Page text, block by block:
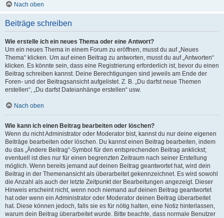
Nach oben
Beiträge schreiben
Wie erstelle ich ein neues Thema oder eine Antwort?
Um ein neues Thema in einem Forum zu eröffnen, musst du auf „Neues
Thema“ klicken. Um auf einen Beitrag zu antworten, musst du auf „Antworten“
klicken. Es könnte sein, dass eine Registrierung erforderlich ist, bevor du einen
Beitrag schreiben kannst. Deine Berechtigungen sind jeweils am Ende der
Foren- und der Beitragsansicht aufgelistet. Z. B. „Du darfst neue Themen
erstellen“, „Du darfst Dateianhänge erstellen“ usw.
Nach oben
Wie kann ich einen Beitrag bearbeiten oder löschen?
Wenn du nicht Administrator oder Moderator bist, kannst du nur deine eigenen
Beiträge bearbeiten oder löschen. Du kannst einen Beitrag bearbeiten, indem
du das „Ändere Beitrag“-Symbol für den entsprechenden Beitrag anklickst;
eventuell ist dies nur für einen begrenzten Zeitraum nach seiner Erstellung
möglich. Wenn bereits jemand auf deinen Beitrag geantwortet hat, wird dein
Beitrag in der Themenansicht als überarbeitet gekennzeichnet. Es wird sowohl
die Anzahl als auch der letzte Zeitpunkt der Bearbeitungen angezeigt. Dieser
Hinweis erscheint nicht, wenn noch niemand auf deinen Beitrag geantwortet
hat oder wenn ein Administrator oder Moderator deinen Beitrag überarbeitet
hat. Diese können jedoch, falls sie es für nötig halten, eine Notiz hinterlassen,
warum dein Beitrag überarbeitet wurde. Bitte beachte, dass normale Benutzer